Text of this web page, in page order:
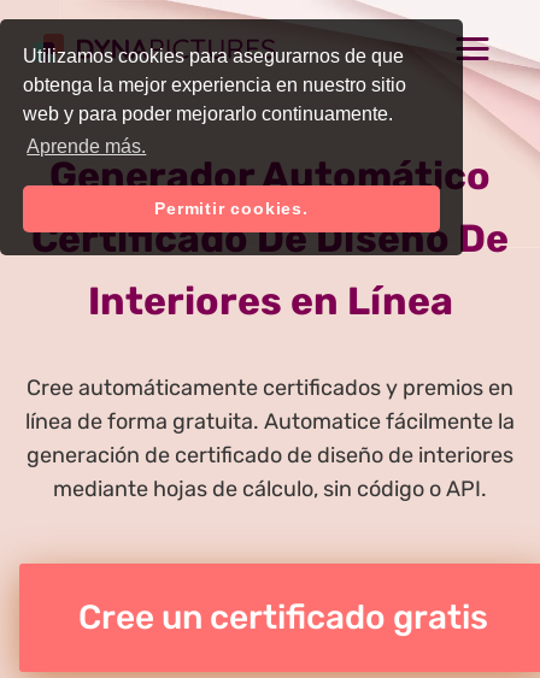
Utilizamos cookies para asegurarnos de que
obtenga la mejor experiencia en nuestro sitio
web y para poder mejorarlo continuamente.
Aprende más.
Permitir cookies.
Generador Automático
Certificado De Diseño De
Interiores en Línea
Cree automáticamente certificados y premios en
línea de forma gratuita. Automatice fácilmente la
generación de certificado de diseño de interiores
mediante hojas de cálculo, sin código o API.
Cree un certificado gratis